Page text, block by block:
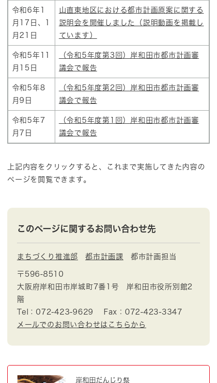
令和6年1
月17日、1
月21日
山直東地区における都市計画原案に関する
説明会を開催しました（説明動画を掲載し
ています）
令和5年11
月15日
（令和5年度第3回）岸和田市都市計画審
議会で報告
令和5年8
月9日
（令和5年度第2回）岸和田市都市計画審
議会で報告
令和5年7
月7日
（令和5年度第1回）岸和田市都市計画審
議会で報告
上記内容をクリックすると、これまで実施してきた内容の
ページを閲覧できます。
このページに関するお問い合わせ先
まちづくり推進部 都市計画課 都市計画担当
〒596-8510
大阪府岸和田市岸城町7番1号 岸和田市役所別館2
階
Tel：072-423-9629
Fax：072-423-3347
メールでのお問い合わせはこちらから
岸和田だんじり祭